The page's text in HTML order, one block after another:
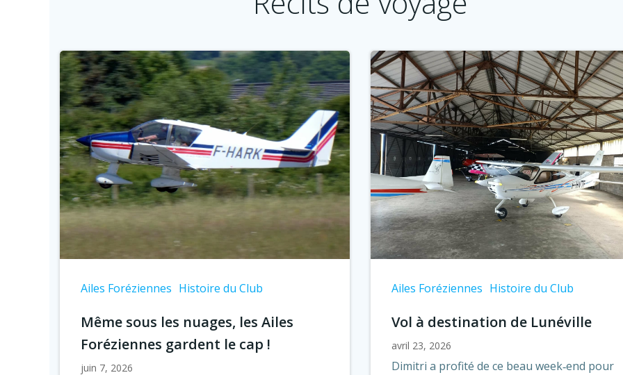
Ailes Foréziennes Histoire du Club
Même sous les nuages, les Ailes
Foréziennes gardent le cap !
juin 7, 2026
Ailes Foréziennes Histoire du Club
Vol à destination de Lunéville
avril 23, 2026
Dimitri a profité de ce beau week‑end pour